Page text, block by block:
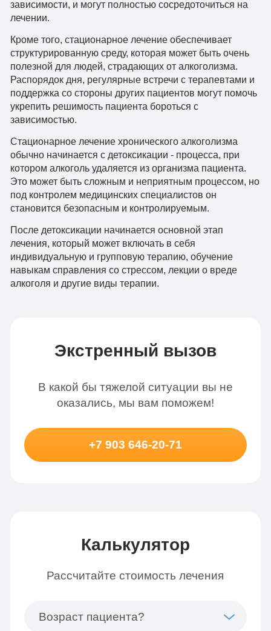
зависимости, и могут полностью сосредоточиться на
лечении.
Кроме того, стационарное лечение обеспечивает
структурированную среду, которая может быть очень
полезной для людей, страдающих от алкоголизма.
Распорядок дня, регулярные встречи с терапевтами и
поддержка со стороны других пациентов могут помочь
укрепить решимость пациента бороться с
зависимостью.
Стационарное лечение хронического алкоголизма
обычно начинается с детоксикации - процесса, при
котором алкоголь удаляется из организма пациента.
Это может быть сложным и неприятным процессом, но
под контролем медицинских специалистов он
становится безопасным и контролируемым.
После детоксикации начинается основной этап
лечения, который может включать в себя
индивидуальную и групповую терапию, обучение
навыкам справления со стрессом, лекции о вреде
алкоголя и другие виды терапии.
Экстренный вызов
В какой бы тяжелой ситуации вы не
оказались, мы вам поможем!
+7 903 646-20-71
Калькулятор
Рассчитайте стоимость лечения
Возраст пациента?